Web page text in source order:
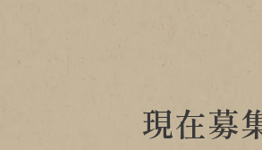
現在募